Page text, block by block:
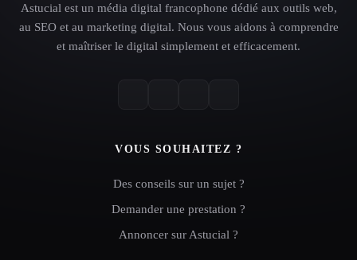
Astucial est un média digital francophone dédié aux outils web,
au SEO et au marketing digital. Nous vous aidons à comprendre
et maîtriser le digital simplement et efficacement.
VOUS SOUHAITEZ ?
Des conseils sur un sujet ?
Demander une prestation ?
Annoncer sur Astucial ?